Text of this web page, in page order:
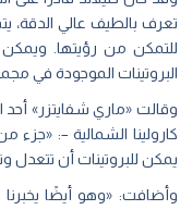
تعرف بالطيف عالي الدقة،
للتمكن من رؤيتها.
البروتينات الموجودة في
وقالت «ماري شفايتزر» أحد
كارولينا الشمالية –:
يمكن للبروتينات أن تتعدل وتتغير
وأضافت: «وهو أيضًا